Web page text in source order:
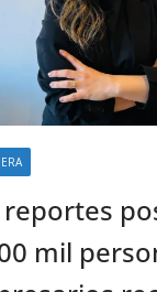
reportes
mil